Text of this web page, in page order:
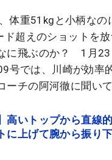
体重51kgと小柄なの
ド超えのショットを
に飛ぶのか？ 1月23
号では、川崎が効率
ーチの阿河徹に聞いて
高いトップから直線
上げて腕から振り